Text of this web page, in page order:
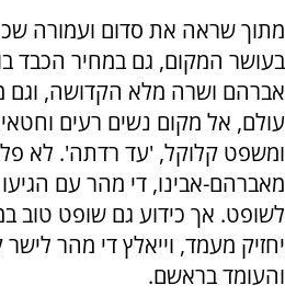
מתוך שראה את סדום ועמורה
בעושר המקום, גם במחיר הכבד
אברהם ושרה מלא הקדושה, וגם
עולם, אל מקום נשים רעים
ומשפט קלוקל, 'עד רדתה'. לא
מאברהם-אבינו, די מהר עם
לשופט. אך כידוע גם שופט טוב
יחזיק מעמד, וייאלץ די מהר
והעומד בראשם.